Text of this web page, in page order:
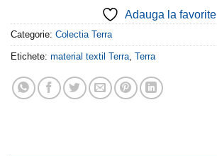
Adauga la favorite
Categorie: Colectia Terra
Etichete: material textil Terra Terra